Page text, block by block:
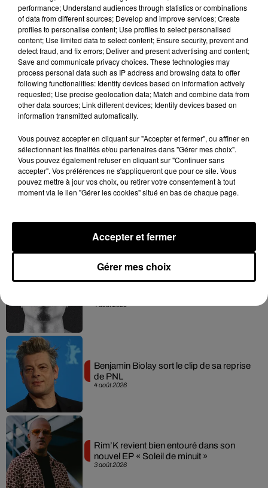
Hip-Hop News
6 août 2026
Franglish et Keblack dévoilent une
session live surprise
5 août 2026
single « Coulda Shoulda Woulda »
4 août 2026
4 août 2026
Benjamin Biolay sort le clip de sa reprise
de PNL
3 août 2026
Rim’K revient bien entouré dans son
nouvel EP « Soleil de minuit »
performance; Understand audiences through statistics or combinations
of data from different sources; Develop and improve services; Create
profiles to personalise content; Use profiles to select personalised
content; Use limited data to select content; Ensure security, prevent and
detect fraud, and fix errors; Deliver and present advertising and content;
Save and communicate privacy choices. These technologies may
process personal data such as IP address and browsing data to offer
following functionalities: Identify devices based on information actively
requested; Use precise geolocation data; Match and combine data from
other data sources; Link different devices; Identify devices based on
information transmitted automatically.
Vous pouvez accepter en cliquant sur "Accepter et fermer", ou affiner en
sélectionnant les finalités et/ou partenaires dans "Gérer mes choix".
Vous pouvez également refuser en cliquant sur "Continuer sans
accepter". Vos préférences ne s'appliqueront que pour ce site. Vous
pouvez mettre à jour vos choix, ou retirer votre consentement à tout
moment via le lien "Gérer les cookies" situé en bas de chaque page.
Gérer mes choix
Accepter et fermer